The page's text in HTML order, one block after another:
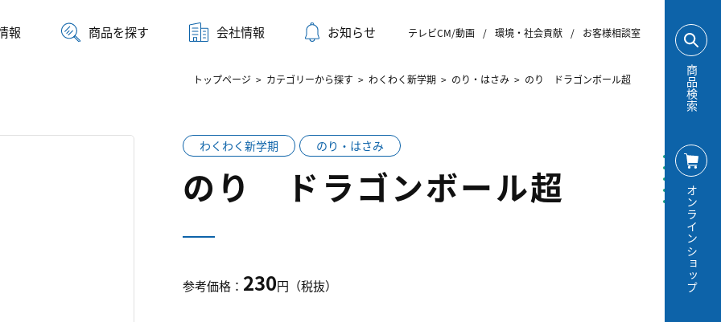
報 商品を探す 会社情報 お知らせ テレビCM/動画 / 環境・社会貢献 / お客様相談室
トップページ > カテゴリーから探す > わくわく新学期 > のり・はさみ > のり ドラゴンボール超
わくわく新学期 のり・はさみ
のり ドラゴンボール超
参考価格： 230円（税抜）
商品検索
オンラインショップ